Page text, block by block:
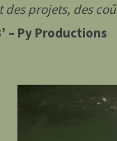
des projets, des
– Py Productions